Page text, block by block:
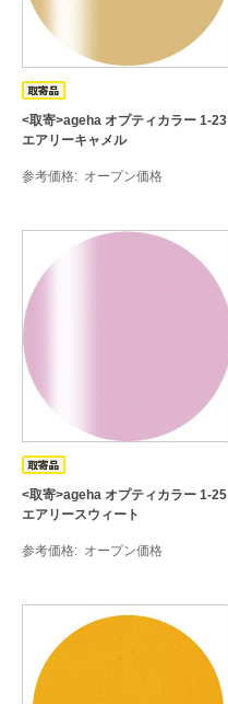
<取寄>ageha オプティカラー 1-23
エアリーキャメル
参考価格 オープン価格
<取寄>ageha オプティカラー 1-25
エアリースウィート
参考価格 オープン価格